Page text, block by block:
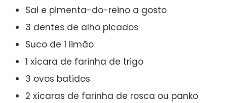
Sal e pimenta-do-reino a gosto
3 dentes de alho picados
Suco de 1 limão
1 xícara de farinha de trigo
3 ovos batidos
2 xícaras de farinha de rosca ou panko